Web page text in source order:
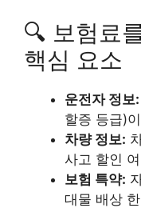
🔍 보험료
핵심 요소
운전자 정보:
할증 등급)
차량 정보:
사고 할인
보험 특약:
대물 배상